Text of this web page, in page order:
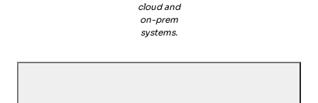
cloud and
on-prem
systems.